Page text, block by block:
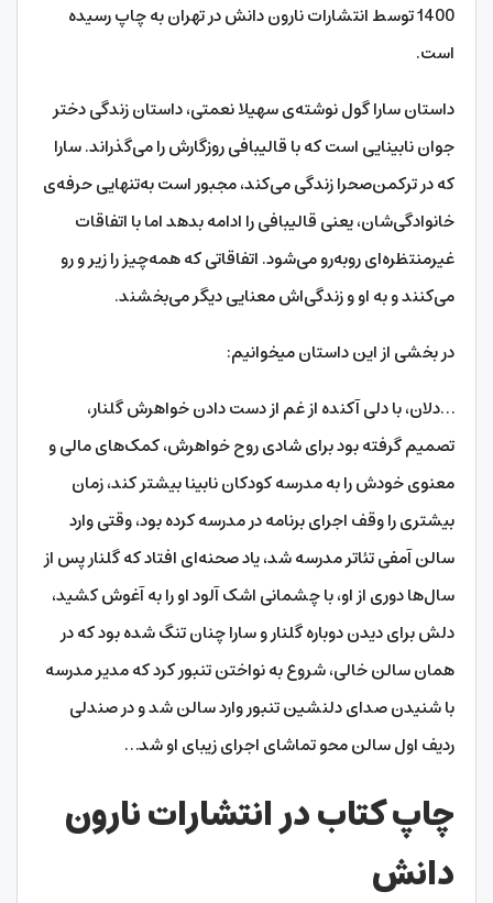
1400 توسط انتشارات نارون دانش در تهران به چاپ رسیده
است.
داستان سارا گول نوشته‌ی سهیلا نعمتی، داستان زندگی دختر
جوان نابینایی است که با قالیبافی روزگارش را می‌گذراند. سارا
که در ترکمن‌صحرا زندگی می‌کند، مجبور است به‌تنهایی حرفه‌ی
خانوادگی‌شان، یعنی قالیبافی را ادامه بدهد اما با اتفاقات
غیرمنتظره‌ای روبه‌رو می‌شود. اتفاقاتی که همه‌چیز را زیر و رو
می‌کنند و به او و زندگی‌اش معنایی دیگر می‌بخشند.
در بخشی از این داستان می­خوانیم:
…دلان، با دلی آکنده از غم از دست دادن خواهرش گلنار،
تصمیم گرفته بود برای شادی روح خواهرش، کمک‌های مالی و
معنوی خودش را به مدرسه کودکان نابینا بیشتر کند، زمان
بیشتری را وقف اجرای برنامه در مدرسه کرده بود، وقتی وارد
سالن آمفی تئاتر مدرسه شد، یاد صحنه‌ای افتاد که گلنار پس از
سال‌ها دوری از او، با چشمانی اشک آلود او را به آغوش کشید،
دلش برای دیدن دوباره گلنار و سارا چنان تنگ شده بود که در
همان سالن خالی، شروع به نواختن تنبور کرد که مدیر مدرسه
با شنیدن صدای دلنشین تنبور وارد سالن شد و در صندلی
ردیف اول سالن محو تماشای اجرای زیبای او شد…
چاپ کتاب در انتشارات نارون
دانش